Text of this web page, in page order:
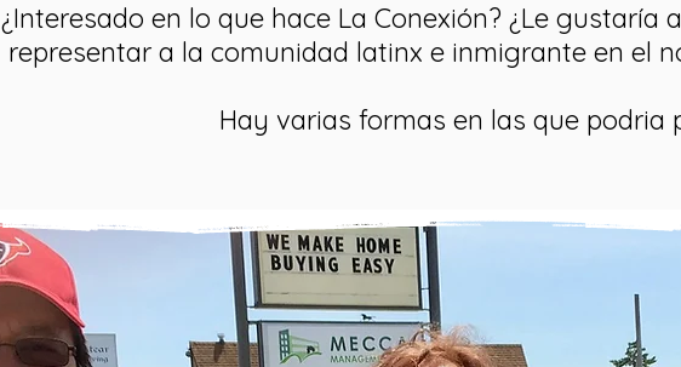
¿Interesado en lo que hace La Conexión? ¿Le gustaría
representar a la comunidad latinx e inmigrante en el
Hay varias formas en las que podria